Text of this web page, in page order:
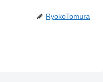
RyokoTomura